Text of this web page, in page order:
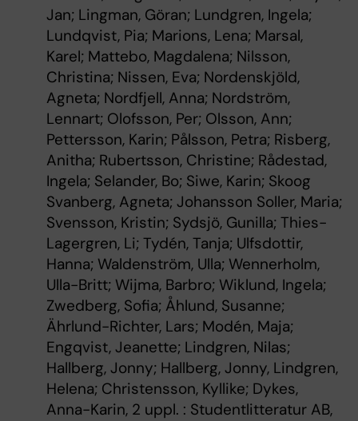
Jan; Lingman, Göran; Lundgren, Ingela;
Lundqvist, Pia; Marions, Lena; Marsal,
Karel; Mattebo, Magdalena; Nilsson,
Christina; Nissen, Eva; Nordenskjöld,
Agneta; Nordfjell, Anna; Nordström,
Lennart; Olofsson, Per; Olsson, Ann;
Pettersson, Karin; Pålsson, Petra; Risberg,
Anitha; Rubertsson, Christine; Rådestad,
Ingela; Selander, Bo; Siwe, Karin; Skoog
Svanberg, Agneta; Johansson Soller, Maria;
Svensson, Kristin; Sydsjö, Gunilla; Thies-
Lagergren, Li; Tydén, Tanja; Ulfsdottir,
Hanna; Waldenström, Ulla; Wennerholm,
Ulla-Britt; Wijma, Barbro; Wiklund, Ingela;
Zwedberg, Sofia; Åhlund, Susanne;
Ährlund-Richter, Lars; Modén, Maja;
Engqvist, Jeanette; Lindgren, Nilas;
Hallberg, Jonny; Hallberg, Jonny, Lindgren,
Helena; Christensson, Kyllike; Dykes,
Anna-Karin, 2 uppl. : Studentlitteratur AB,